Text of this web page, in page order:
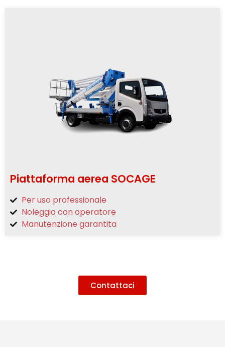
Piattaforma aerea SOCAGE
Per uso professionale
Noleggio con operatore
Manutenzione garantita
Contattaci